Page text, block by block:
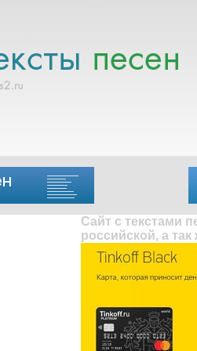
Сайт с текстами
российской, а